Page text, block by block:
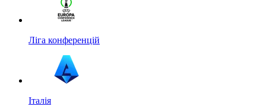
Ліга конференцій
Італія